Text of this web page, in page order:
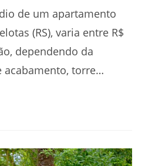
de um apartamento
(RS), varia entre R$
dependendo da
acabamento, torre…